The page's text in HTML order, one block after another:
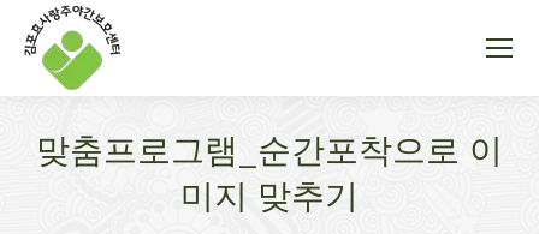
맞춤프로그램_순간포착으로 이
미지 맞추기